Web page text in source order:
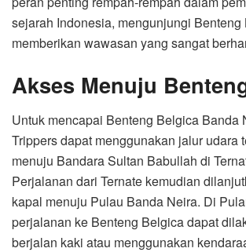
sejarah Indonesia, mengunjungi Benteng
memberikan wawasan yang sangat
Akses Menuju
Untuk mencapai Benteng Belgica Banda
Trippers dapat menggunakan jalur udara
menuju Bandara Sultan Babullah di
Perjalanan dari Ternate kemudian
kapal menuju Pulau Banda Neira. Di
perjalanan ke Benteng Belgica dapat
berjalan kaki atau menggunakan